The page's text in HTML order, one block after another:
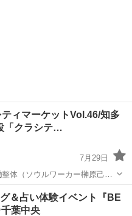
ィマーケットVol.46/知多
「クラシテ…
7月29日
整体（ソウルワーカー榊原己
ークショップ 商業施設
＆占い体験イベント『BE
葉中央